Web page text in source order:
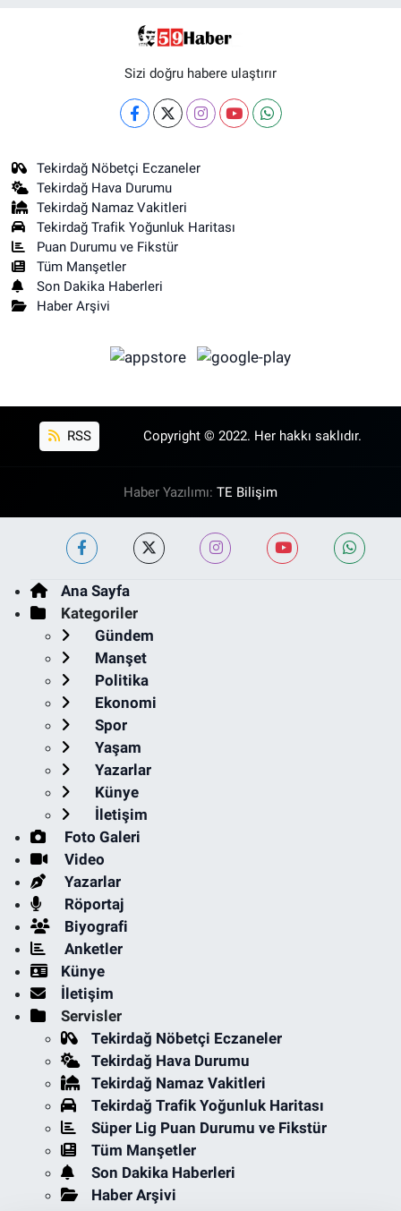
Sizi doğru habere ulaştırır
Tekirdağ Nöbetçi Eczaneler
Tekirdağ Hava Durumu
Tekirdağ Namaz Vakitleri
Tekirdağ Trafik Yoğunluk Haritası
Puan Durumu ve Fikstür
Tüm Manşetler
Son Dakika Haberleri
Haber Arşivi
RSS Copyright © 2022. Her hakkı saklıdır.
Haber Yazılımı: TE Bilişim
Ana Sayfa
Kategoriler
Gündem
Manşet
Politika
Ekonomi
Spor
Yaşam
Yazarlar
Künye
İletişim
Foto Galeri
Video
Yazarlar
Röportaj
Biyografi
Anketler
Künye
İletişim
Servisler
Tekirdağ Nöbetçi Eczaneler
Tekirdağ Hava Durumu
Tekirdağ Namaz Vakitleri
Tekirdağ Trafik Yoğunluk Haritası
Süper Lig Puan Durumu ve Fikstür
Tüm Manşetler
Son Dakika Haberleri
Haber Arşivi